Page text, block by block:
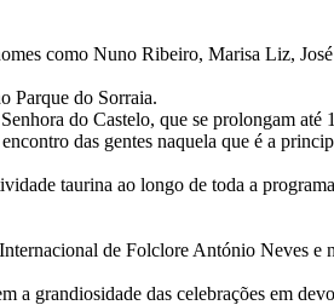
como Nuno Ribeiro, Marisa Liz,
Parque do Sorraia.
do Castelo, que se prolongam até
das gentes naquela que é a
taurina ao longo de toda a
de Folclore António Neves
a grandiosidade das celebrações em